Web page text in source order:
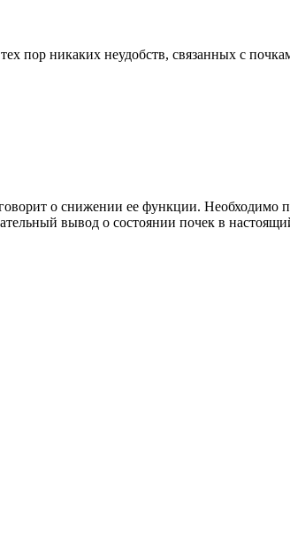
пор никаких неудобств, связанных с
о снижении ее функции. Необходимо
вывод о состоянии почек в